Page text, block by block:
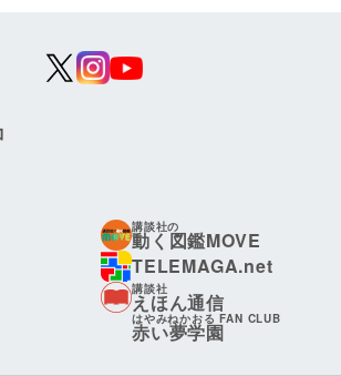
講談社の
動く図鑑MOVE
TELEMAGA.net
講談社
えほん通信
はやみねかおる FAN CLUB
赤い夢学園